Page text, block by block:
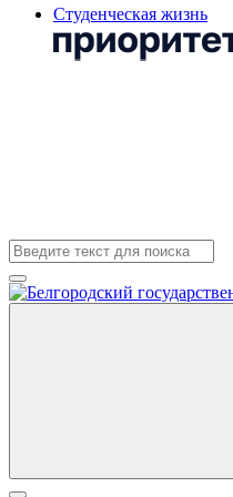
Студенческая жизнь